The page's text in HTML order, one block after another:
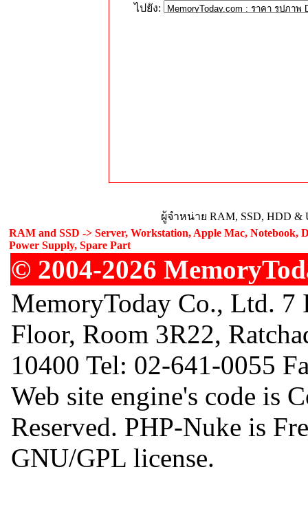
ไปยัง:
ผู้จำหน่าย RAM, SSD, HDD &
RAM and SSD -> Server, Workstation, Apple Mac, Notebook,
Power Supply, Spare Part
© 2004-2026
MemoryToday Co., Ltd.
Floor, Room 3R22,
10400 Tel: 02-641-0055
Web site engine's code is
Reserved. PHP-Nuke is
GNU/GPL license.